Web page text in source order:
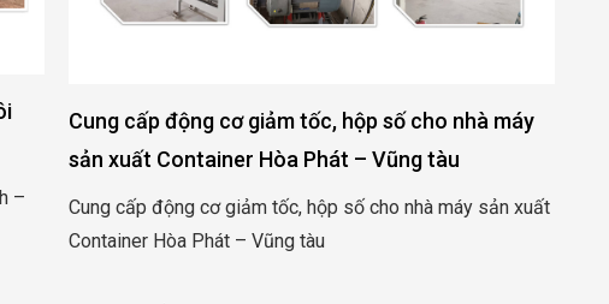
Cung cấp động cơ giảm tốc, hộp số cho nhà máy
Cung cấp động cơ giảm tốc, hộp số cho nhà máy sản xuất
Container Hòa Phát – Vũng tàu
XEM THÊM